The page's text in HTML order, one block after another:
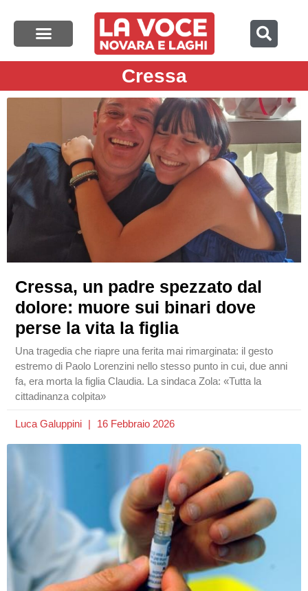
Cressa
Cressa, un padre spezzato dal
dolore: muore sui binari dove
perse la vita la figlia
Una tragedia che riapre una ferita mai rimarginata: il gesto
estremo di Paolo Lorenzini nello stesso punto in cui, due anni
fa, era morta la figlia Claudia. La sindaca Zola: «Tutta la
cittadinanza colpita»
Luca Galuppini 16 Febbraio 2026